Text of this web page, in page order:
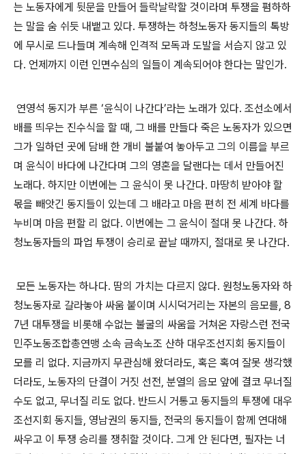
는 노동자에게 뒷문을 만들어 들락날락할 것이라며 투쟁을 폄하하
는 말을 숨 쉬듯 내뱉고 있다. 투쟁하는 하청노동자 동지들의 톡방
에 무시로 드나들며 계속해 인격적 모독과 도발을 서슴지 않고 있
다. 언제까지 이런 인면수심의 일들이 계속되어야 한다는 말인가.
연영석 동지가 부른 ‘윤식이 나간다’라는 노래가 있다. 조선소에서
배를 띄우는 진수식을 할 때, 그 배를 만들다 죽은 노동자가 있으면
그가 일하던 곳에 담배 한 개비 불붙여 놓아두고 그의 이름을 부르
며 윤식이 바다에 나간다며 그의 영혼을 달랜다는 데서 만들어진
노래다. 하지만 이번에는 그 윤식이 못 나간다. 마땅히 받아야 할
몫을 빼앗긴 동지들이 있는데 그 배라고 마음 편히 전 세계 바다를
누비며 마음 편할 리 없다. 이번에는 그 윤식이 절대 못 나간다. 하
청노동자들의 파업 투쟁이 승리로 끝날 때까지 , 절대로 못 나간다.
모든 노동자는 하나다. 땀의 가치는 다르지 않다. 원청노동자와 하
청노동자로 갈라놓아 싸움 붙이며 시시덕거리는 자본의 음모를, 8
7년 대투쟁을 비롯해 수없는 불굴의 싸움을 거쳐온 자랑스런 전국
민주노동조합총연맹 소속 금속노조 산하 대우조선지회 동지들이
모를 리 없다. 지금까지 무관심해 왔더라도, 혹은 혹여 잘못 생각했
더라도, 노동자의 단결이 거짓 선전, 분열의 음모 앞에 결코 무너질
수도 없고, 무너질 리도 없다. 반드시 거통고 동지들의 투쟁에 대우
조선지회 동지들, 영남권의 동지들, 전국의 동지들이 함께 연대해
싸우고 이 투쟁 승리를 쟁취할 것이다. 그게 안 된다면, 필자는 너